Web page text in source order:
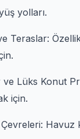
yolları.
Teraslar:
Lüks Konut
için.
Havuz